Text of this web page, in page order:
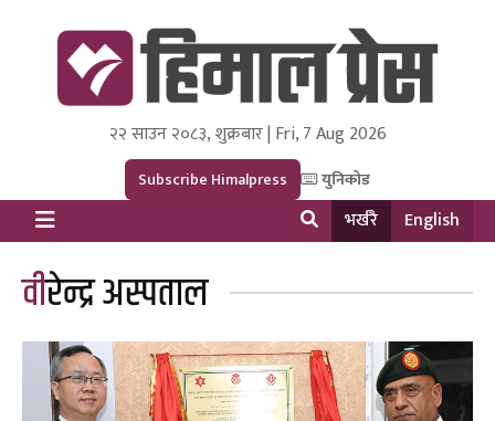
Himal Press
Dot NewsyNepal Media and Research Pvt Ltd.
२२ साउन २०८३, शुक्रबार | Fri, 7 Aug 2026
Subscribe Himalpress युनिकोड
भर्खरै English
वीरेन्द्र अस्पताल